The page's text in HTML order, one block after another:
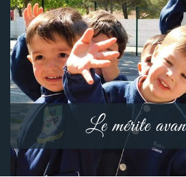
Le mérite